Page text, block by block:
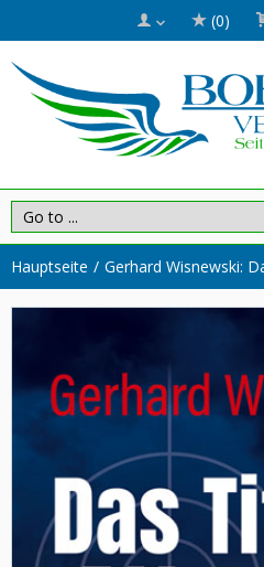
(0)
Hauptseite Gerhard Wisnewski: